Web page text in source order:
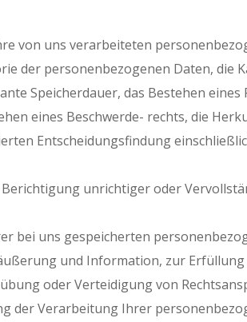
von uns verarbeiteten
der personenbezogenen Daten,
Speicherdauer, das Bestehen
eines Beschwerde- rechts, die
Entscheidungsfindung
Berichtigung unrichtiger oder
bei uns gespeicherten
und Information, zur
oder Verteidigung von
der Verarbeitung Ihrer